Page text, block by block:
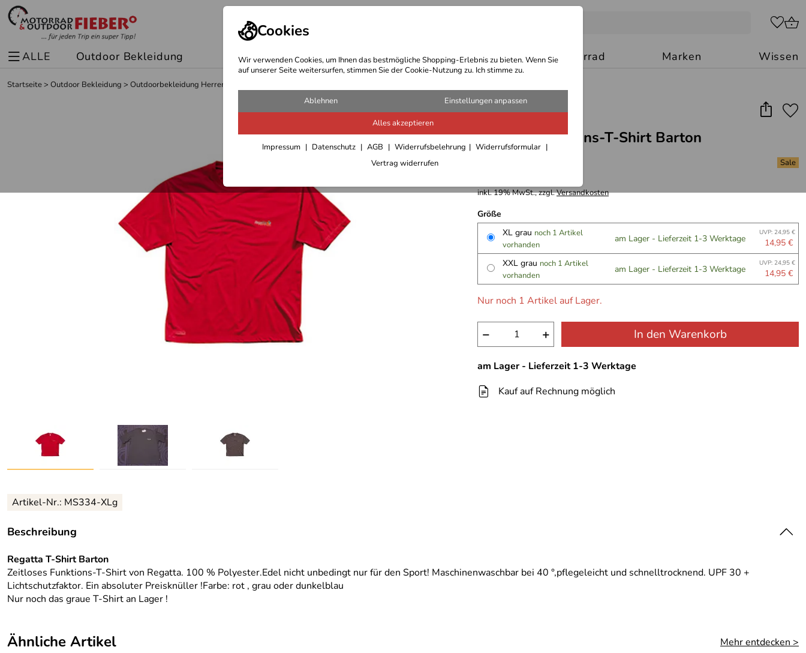
Cookies
Wir verwenden Cookies, um Ihnen das bestmögliche Shopping-Erlebnis zu bieten. Wenn Sie
auf unserer Seite weitersurfen, stimmen Sie der Cookie-Nutzung zu. Ich stimme zu.
Ablehnen Einstellungen anpassen
Alles akzeptieren
Impressum Datenschutz AGB Widerrufsbelehrung
Widerrufsformular
Vertrag widerrufen
ALLE Outdoor Bekleidung Sport Bekleidung Outdoor Ausrüstung Motorrad Marken Wissen
Startseite> Outdoor Bekleidung > Outdoorbekleidung Herren
Regatta Funktions-T-Shirt Barton
inkl. 19% MwSt., zzgl.Versandkosten
Größe
XL grau noch 1 Artikel
vorhanden
am Lager - Lieferzeit 1-3 Werktage UVP: 24,95 €
14,95 €
XXL grau noch 1 Artikel
vorhanden
am Lager - Lieferzeit 1-3 Werktage UVP: 24,95 €
14,95 €
Nur noch 1 Artikel auf Lager.
− + In den Warenkorb
am Lager - Lieferzeit 1-3 Werktage
Kauf auf Rechnung möglich
Artikel-Nr.: MS334-XLg
Beschreibung
Regatta T-Shirt Barton
Zeitloses Funktions-T-Shirt von Regatta. 100 % Polyester.Edel nicht unbedingt nur für den Sport! Maschinenwaschbar bei 40 °,pflegeleicht und schnelltrocknend. UPF 30 +
Lichtschutzfaktor. Ein absoluter Preisknüller !Farbe: rot , grau oder dunkelblau
Nur noch das graue T-Shirt an Lager !
Ähnliche Artikel Mehr entdecken >